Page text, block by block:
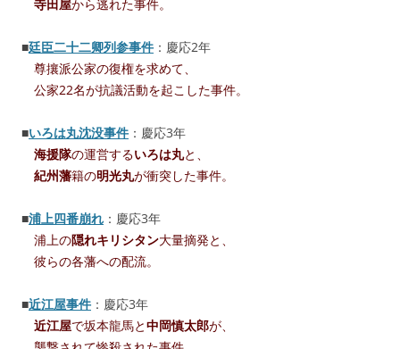
寺田屋から逃れた事件。
■廷臣二十二卿列参事件 ：慶応2年
尊攘派公家の復権を求めて、
公家22名が抗議活動を起こした事件。
■いろは丸沈没事件 ：慶応3年
海援隊の運営するいろは丸と、
紀州藩籍の明光丸が衝突した事件。
■浦上四番崩れ ：慶応3年
浦上の隠れキリシタン大量摘発と、
彼らの各藩への配流。
■近江屋事件 ：慶応3年
近江屋で坂本龍馬と中岡慎太郎が、